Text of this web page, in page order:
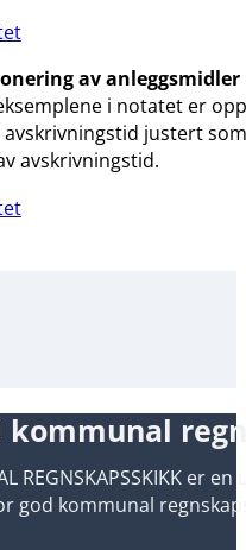
av anleggsmidler
i notatet er
justert
avskrivningstid.
kommunal
REGNSKAPSSKIKK
god kommunal